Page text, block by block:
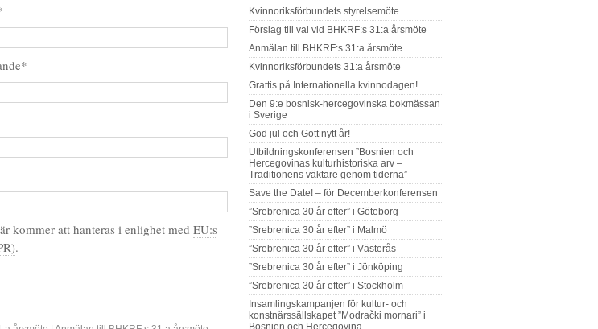
kommer att hanteras i enlighet med EU:s
.
Kvinnoriksförbundets styrelsemöte
Förslag till val vid BHKRF:s 31:a årsmöte
Anmälan till BHKRF:s 31:a årsmöte
Kvinnoriksförbundets 31:a årsmöte
Grattis på Internationella kvinnodagen!
Den 9:e bosnisk-hercegovinska bokmässan
i Sverige
God jul och Gott nytt år!
Utbildningskonferensen ”Bosnien och
Hercegovinas kulturhistoriska arv –
Traditionens väktare genom tiderna”
Save the Date! – för Decemberkonferensen
”Srebrenica 30 år efter” i Göteborg
”Srebrenica 30 år efter” i Malmö
”Srebrenica 30 år efter” i Västerås
”Srebrenica 30 år efter” i Jönköping
”Srebrenica 30 år efter” i Stockholm
Insamlingskampanjen för kultur- och
konstnärssällskapet ”Modrački mornari” i
Bosnien och Hercegovina